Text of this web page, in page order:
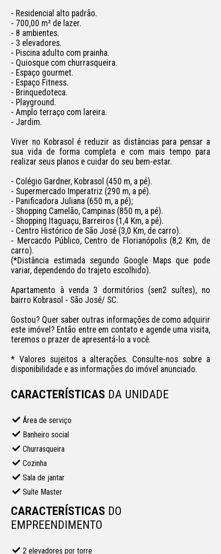
- Residencial alto padrão.
- 700,00 m² de lazer.
- 8 ambientes.
- 3 elevadores.
- Piscina adulto com prainha.
- Quiosque com churrasqueira.
- Espaço gourmet.
- Espaço Fitness.
- Brinquedoteca.
- Playground.
- Amplo terraço com lareira.
- Jardim.
Viver no Kobrasol é reduzir as distâncias para pensar a
sua vida de forma completa e com mais tempo para
realizar seus planos e cuidar do seu bem-estar.
- Colégio Gardner, Kobrasol (450 m, a pé).
- Supermercado Imperatriz (290 m, a pé).
- Panificadora Juliana (650 m, a pé);
- Shopping Camelão, Campinas (850 m, a pé).
- Shopping Itaguaçu, Barreiros (1,4 Km, a pé).
- Centro Histórico de São José (3,0 Km, de carro).
- Mercacdo Público, Centro de Florianópolis (8,2 Km, de
carro).
(*Distância estimada segundo Google Maps que pode
variar, dependendo do trajeto escolhido).
Apartamento à venda 3 dormitórios (sen2 suítes), no
bairro Kobrasol - São José/ SC.
Gostou? Quer saber outras informações de como adquirir
este imóvel? Então entre em contato e agende uma visita,
teremos o prazer de apresentá-lo a você.
* Valores sujeitos a alterações. Consulte-nos sobre a
disponibilidade e as informações do imóvel anunciado.
CARACTERÍSTICAS DA UNIDADE
Área de serviço
Banheiro social
Churrasqueira
Cozinha
Sala de jantar
Suíte Master
CARACTERÍSTICAS DO
EMPREENDIMENTO
2 elevadores por torre